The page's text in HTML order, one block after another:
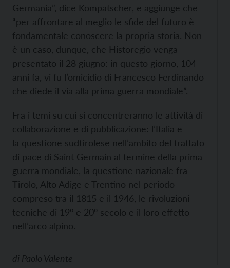
Germania”, dice Kompatscher, e aggiunge che
“per affrontare al meglio le sfide del futuro è
fondamentale conoscere la propria storia. Non
è un caso, dunque, che Historegio venga
presentato il 28 giugno: in questo giorno, 104
anni fa, vi fu l’omicidio di Francesco Ferdinando
che diede il via alla prima guerra mondiale”.
Fra i temi su cui si concentreranno le attività di
collaborazione e di pubblicazione: l’Italia e
la questione sudtirolese nell’ambito del trattato
di pace di Saint Germain al termine della prima
guerra mondiale, la questione nazionale fra
Tirolo, Alto Adige e Trentino nel periodo
compreso tra il 1815 e il 1946, le rivoluzioni
tecniche di 19° e 20° secolo e il loro effetto
nell’arco alpino.
di Paolo Valente